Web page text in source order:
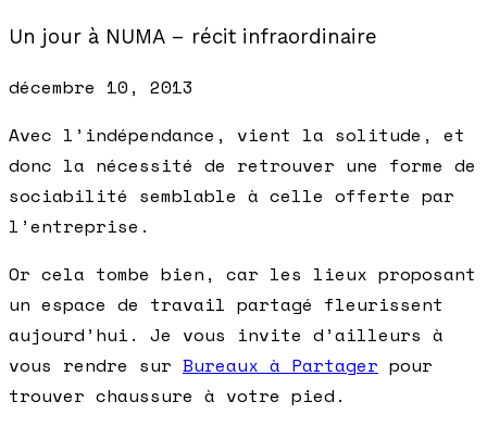
Un jour à NUMA – récit infraordinaire
décembre 10, 2013
Avec l’indépendance, vient la solitude, et
donc la nécessité de retrouver une forme de
sociabilité semblable à celle offerte par
l’entreprise.
Or cela tombe bien, car les lieux proposant
un espace de travail partagé fleurissent
aujourd’hui. Je vous invite d’ailleurs à
vous rendre sur Bureaux à Partager pour
trouver chaussure à votre pied.